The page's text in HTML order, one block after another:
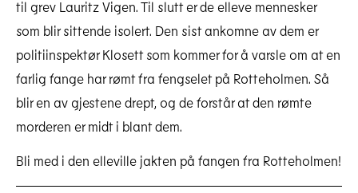
til grev Lauritz Vigen. Til slutt er de elleve mennesker
som blir sittende isolert. Den sist ankomne av dem er
politiinspektør Klosett som kommer for å varsle om at en
farlig fange har rømt fra fengselet på Rotteholmen. Så
blir en av gjestene drept, og de forstår at den rømte
morderen er midt i blant dem.
Bli med i den elleville jakten på fangen fra Rotteholmen!